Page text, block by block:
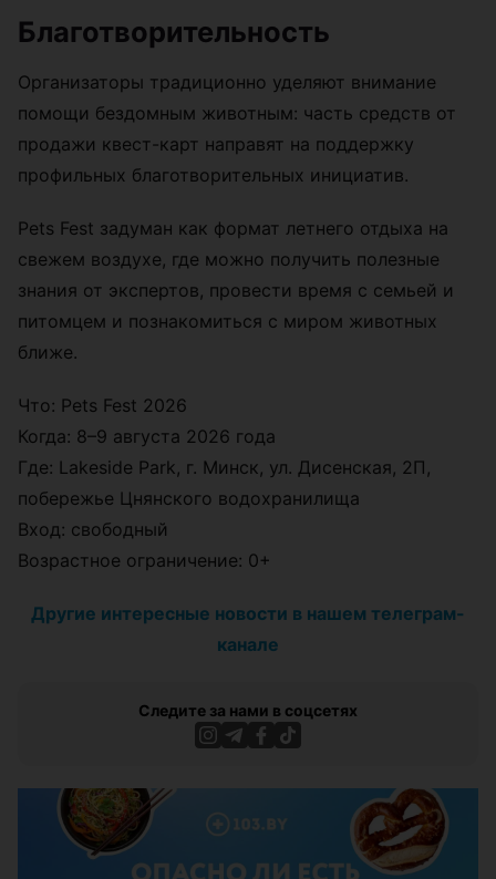
Благотворительность
Организаторы традиционно уделяют внимание
помощи бездомным животным: часть средств от
продажи квест-карт направят на поддержку
профильных благотворительных инициатив.
Pets Fest задуман как формат летнего отдыха на
свежем воздухе, где можно получить полезные
знания от экспертов, провести время с семьей и
питомцем и познакомиться с миром животных
ближе.
Что: Pets Fest 2026
Когда: 8–9 августа 2026 года
Где: Lakeside Park, г. Минск, ул. Дисенская, 2П,
побережье Цнянского водохранилища
Вход: свободный
Возрастное ограничение: 0+
Другие интересные новости в нашем телеграм-
канале
Следите за нами в соцсетях